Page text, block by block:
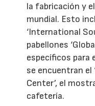
la fabricación y
mundial. Esto
‘International
pabellones
específicos para
se encuentran
Center’, el
cafetería.